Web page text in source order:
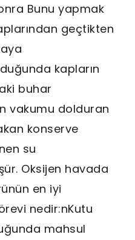
Bunu yapmak
geçtikten
kapların
buhar
vakumu dolduran
konserve
su
Oksijen havada
en iyi
nedir:nKutu
mahsul